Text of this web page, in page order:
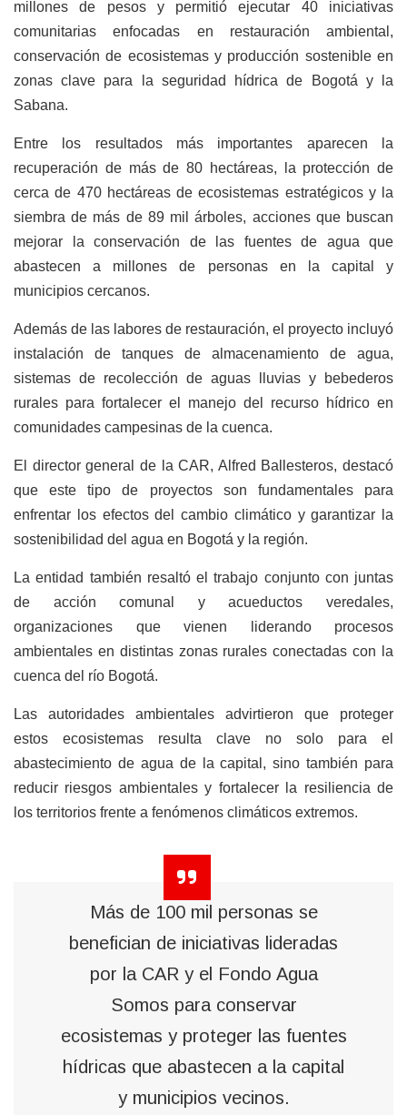
millones de pesos y permitió ejecutar 40 iniciativas
comunitarias enfocadas en restauración ambiental,
conservación de ecosistemas y producción sostenible en
zonas clave para la seguridad hídrica de Bogotá y la
Sabana.
Entre los resultados más importantes aparecen la
recuperación de más de 80 hectáreas, la protección de
cerca de 470 hectáreas de ecosistemas estratégicos y la
siembra de más de 89 mil árboles, acciones que buscan
mejorar la conservación de las fuentes de agua que
abastecen a millones de personas en la capital y
municipios cercanos.
Además de las labores de restauración, el proyecto incluyó
instalación de tanques de almacenamiento de agua,
sistemas de recolección de aguas lluvias y bebederos
rurales para fortalecer el manejo del recurso hídrico en
comunidades campesinas de la cuenca.
El director general de la CAR, Alfred Ballesteros, destacó
que este tipo de proyectos son fundamentales para
enfrentar los efectos del cambio climático y garantizar la
sostenibilidad del agua en Bogotá y la región.
La entidad también resaltó el trabajo conjunto con juntas
de acción comunal y acueductos veredales,
organizaciones que vienen liderando procesos
ambientales en distintas zonas rurales conectadas con la
cuenca del río Bogotá.
Las autoridades ambientales advirtieron que proteger
estos ecosistemas resulta clave no solo para el
abastecimiento de agua de la capital, sino también para
reducir riesgos ambientales y fortalecer la resiliencia de
los territorios frente a fenómenos climáticos extremos.
Más de 100 mil personas se
benefician de iniciativas lideradas
por la CAR y el Fondo Agua
Somos para conservar
ecosistemas y proteger las fuentes
hídricas que abastecen a la capital
y municipios vecinos.